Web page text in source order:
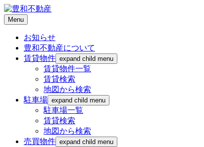
Menu
お知らせ
豊和不動産について
賃貸物件 expand child menu
賃貸物件一覧
賃貸検索
地図から検索
駐車場 expand child menu
駐車場一覧
賃貸検索
地図から検索
売買物件 expand child menu